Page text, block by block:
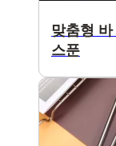
맞춤형
스푼